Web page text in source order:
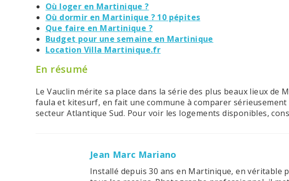
Où loger en Martinique ?
Où dormir en Martinique ? 10 pépites
Que faire en Martinique ?
Budget pour une semaine en Martinique
Location Villa Martinique.fr
En résumé
Le Vauclin mérite sa place dans la série des plus beaux lieux
faula et kitesurf, en fait une commune à comparer
secteur Atlantique Sud. Pour voir les logements disponibles,
Jean Marc Mariano
Installé depuis 30 ans en Martinique, en véritable